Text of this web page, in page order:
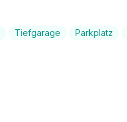
Tiefgarage Parkplatz